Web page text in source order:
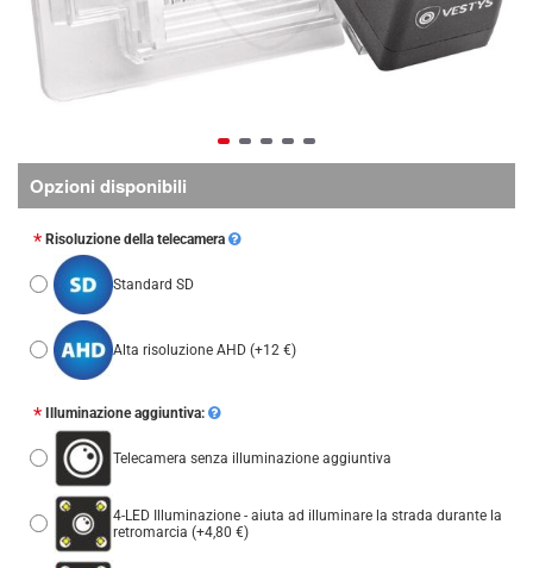
Opzioni disponibili
Risoluzione della telecamera
Standard SD
Alta risoluzione AHD (+12 €)
Illuminazione aggiuntiva:
Telecamera senza illuminazione aggiuntiva
4-LED Illuminazione - aiuta ad illuminare la strada durante la
retromarcia (+4,80 €)